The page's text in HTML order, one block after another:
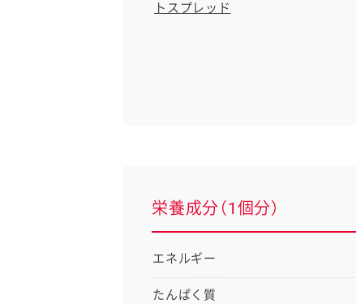
トスプレッド
栄養成分（1個分）
エネルギー
たんぱく質